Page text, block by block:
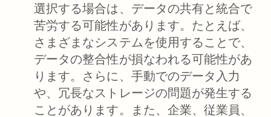
選択する場合は、データの共有と統合で
苦労する可能性があります。たとえば、
さまざまなシステムを使用することで、
データの整合性が損なわれる可能性があ
ります。さらに、手動でのデータ入力
や、冗長なストレージの問題が発生する
ことがあります。また、企業、従業員、